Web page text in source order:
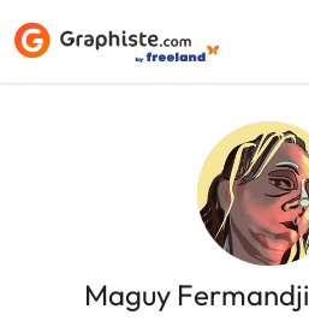
Maguy